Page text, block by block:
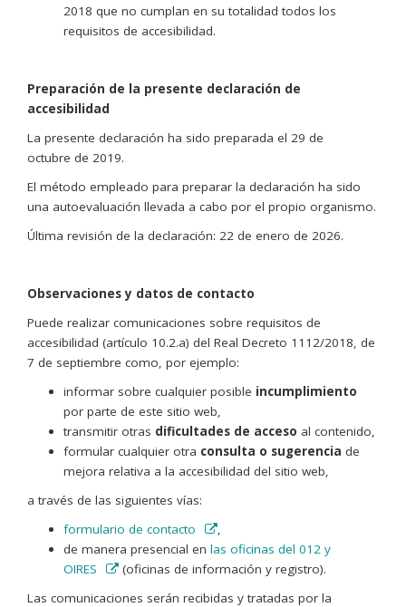
2018 que no cumplan en su totalidad todos los
requisitos de accesibilidad.
Preparación de la presente declaración de
accesibilidad
La presente declaración ha sido preparada el 29 de
octubre de 2019.
El método empleado para preparar la declaración ha sido
una autoevaluación llevada a cabo por el propio organismo.
Última revisión de la declaración: 22 de enero de 2026.
Observaciones y datos de contacto
Puede realizar comunicaciones sobre requisitos de
accesibilidad (artículo 10.2.a) del Real Decreto 1112/2018, de
7 de septiembre como, por ejemplo:
informar sobre cualquier posible incumplimiento
por parte de este sitio web,
transmitir otras dificultades de acceso al contenido,
formular cualquier otra consulta o sugerencia de
mejora relativa a la accesibilidad del sitio web,
a través de las siguientes vías:
formulario de contacto
,
de manera presencial en las oficinas del 012 y
OIRES
(oficinas de información y registro).
Las comunicaciones serán recibidas y tratadas por la